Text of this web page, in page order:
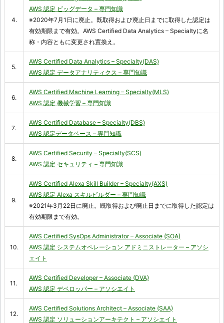
4.
AWS 認定 ビッグデータ – 専門知識
※2020年7月1日に廃止。既取得および廃止日までに取得した認定は
有効期限まで有効。AWS Certified Data Analytics – Specialtyに名
称・内容ともに変更され置換え。
5.
AWS Certified Data Analytics – Specialty(DAS)
AWS 認定 データアナリティクス – 専門知識
6.
AWS Certified Machine Learning – Specialty(MLS)
AWS 認定 機械学習 – 専門知識
7.
AWS Certified Database – Specialty(DBS)
AWS 認定データベース – 専門知識
8.
AWS Certified Security – Specialty(SCS)
AWS 認定 セキュリティ – 専門知識
9.
AWS Certified Alexa Skill Builder – Specialty(AXS)
AWS 認定 Alexa スキルビルダー – 専門知識
※2021年3月22日に廃止。既取得および廃止日までに取得した認定は
有効期限まで有効。
10.
AWS Certified SysOps Administrator – Associate (SOA)
AWS 認定 システムオペレーション アドミニストレーター – アソシ
エイト
11.
AWS Certified Developer – Associate (DVA)
AWS 認定 デベロッパー – アソシエイト
12.
AWS Certified Solutions Architect – Associate (SAA)
AWS 認定 ソリューションアーキテクト – アソシエイト